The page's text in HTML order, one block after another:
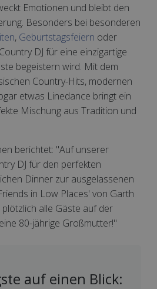
Emotionen und bleibt den
Besonders bei besonderen
, Geburtstagsfeiern oder
DJ für eine einzigartige
begeistern wird. Mit dem
Country-Hits, modernen
etwas Linedance bringt ein
Mischung aus Tradition und
berichtet: "Auf unserer
DJ für den perfekten
Dinner zur ausgelassenen
in Low Places' von Garth
alle Gäste auf der
80-jährige Großmutter!"
auf einen Blick: